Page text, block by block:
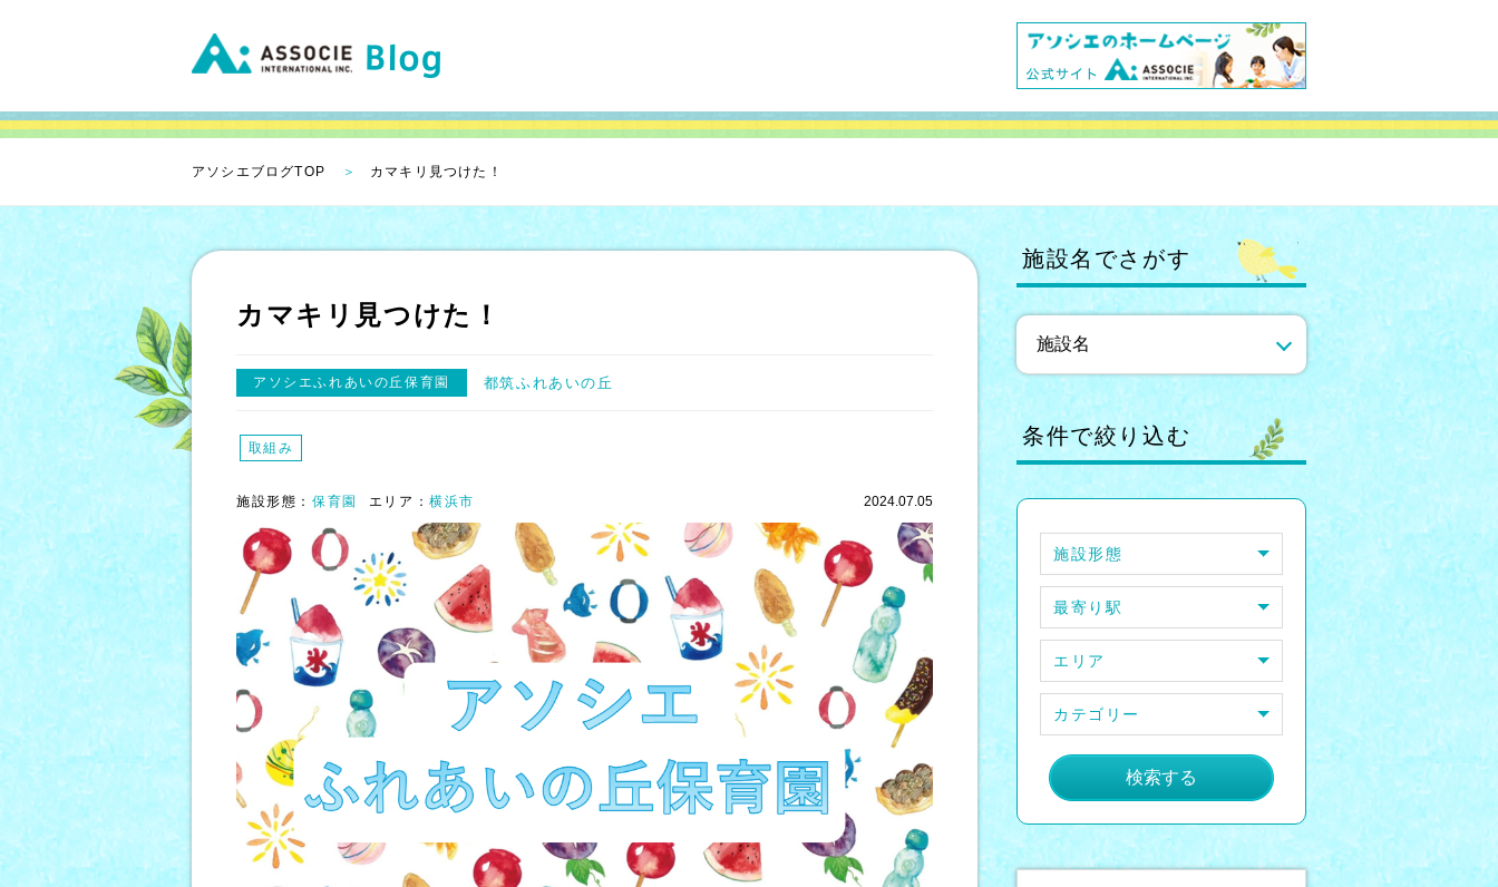
アソシエブログTOP カマキリ見つけた！
カマキリ見つけた！
アソシエふれあいの丘保育園 都筑ふれあいの丘
取組み
施設形態： 保育園 エリア：横浜市 2024.07.05
施設名でさがす
条件で絞り込む
施設形態
最寄り駅
エリア
カテゴリー